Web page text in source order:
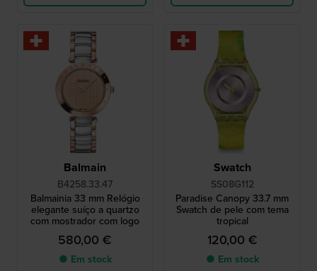
Balmain
B4258.33.47
Balmainia 33 mm Relógio
elegante suíço a quartzo
com mostrador com logo
580,00 €
● Em stock
Swatch
SS08G112
Paradise Canopy 33.7 mm
Swatch de pele com tema
tropical
120,00 €
● Em stock